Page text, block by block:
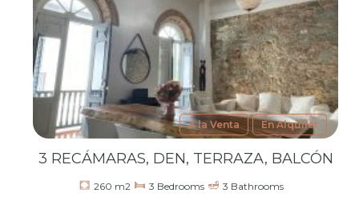
A la Venta En Alquiler
3 RECÁMARAS, DEN, TERRAZA, BALCÓN
260 m2 3 Bedrooms 3 Bathrooms